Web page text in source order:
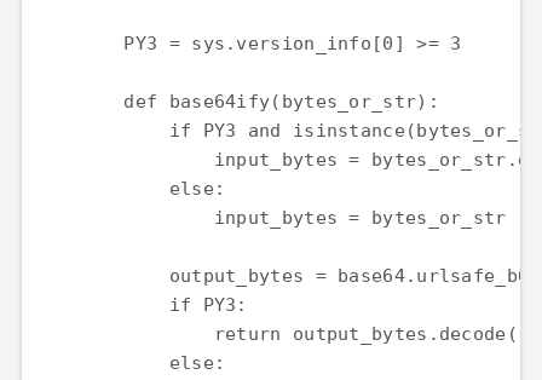
PY3 = sys . version_info [0 ] >= 3
def base64ify( bytes_or_str
if
PY3 and isinstance (
input_bytes = bytes_or_str .
else
input_bytes = bytes_or_str
output_bytes = base64.
if
PY3
return
output_bytes . decode (
else